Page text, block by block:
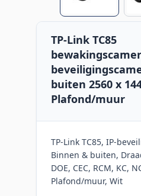
TP-Link TC85
buiten 2560 x
Plafond/muur
TP-Link TC85, IP-
Binnen & buiten,
DOE, CEC, RCM, KC,
Plafond/muur, Wit